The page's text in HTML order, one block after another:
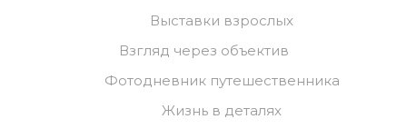
Выставки взрослых
Взгляд через объектив
Фотодневник путешественника
Жизнь в деталях